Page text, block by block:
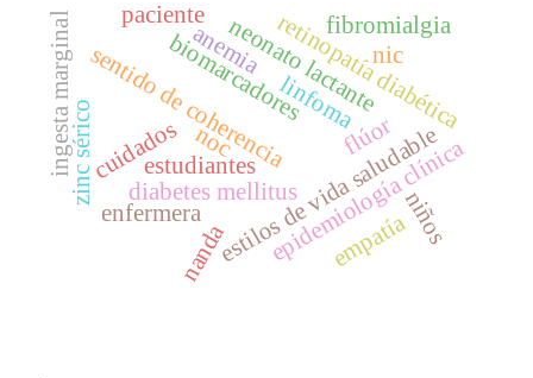
sentido de coherencia
estilos de vida saludable
estudiantes epidemiología clínica
diabetes mellitus
retinopatía diabética
cuidados
zinc sérico
biomarcadores
ingesta marginal
niños
linfoma
fibromialgia
neonato lactante
empatía
paciente
enfermera
flúor
anemia
nanda
nic
noc